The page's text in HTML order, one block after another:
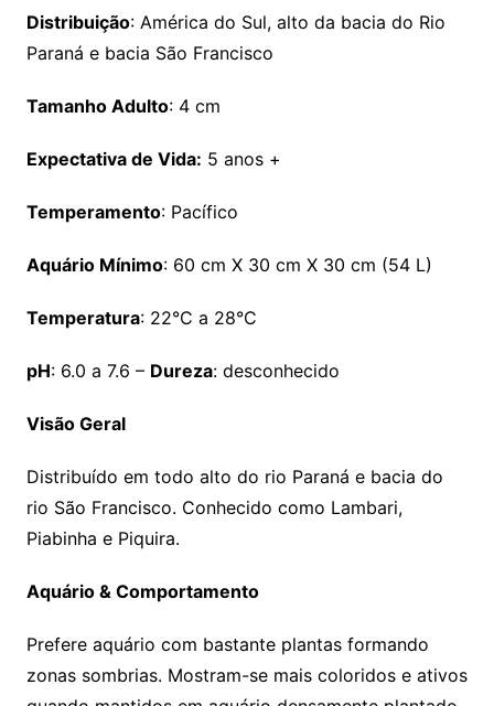
Distribuição: América do Sul, alto da bacia do Rio
Paraná e bacia São Francisco
Tamanho Adulto: 4 cm
Expectativa de Vida: 5 anos +
Temperamento: Pacífico
Aquário Mínimo: 60 cm X 30 cm X 30 cm (54 L)
Temperatura: 22°C a 28°C
pH: 6.0 a 7.6 – Dureza: desconhecido
Visão Geral
Distribuído em todo alto do rio Paraná e bacia do
rio São Francisco. Conhecido como Lambari,
Piabinha e Piquira.
Aquário & Comportamento
Prefere aquário com bastante plantas formando
zonas sombrias. Mostram-se mais coloridos e ativos